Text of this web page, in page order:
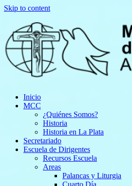
Skip to content
Inicio
MCC
¿Quiénes Somos?
Historia
Historia en La Plata
Secretariado
Escuela de Dirigentes
Recursos Escuela
Areas
Palancas y Liturgia
Cuarto Día